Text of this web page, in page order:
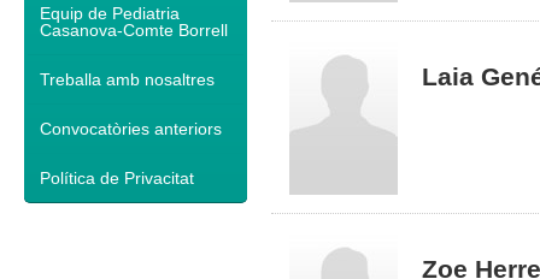
Equip de Pediatria
Casanova-Comte Borrell
Treballa amb nosaltres
Convocatòries anteriors
Política de Privacitat
Laia
Zoe